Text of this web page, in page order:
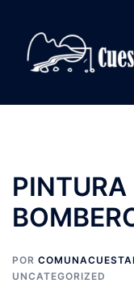
contenido
PINTURA
POR
UNCATEGORIZED